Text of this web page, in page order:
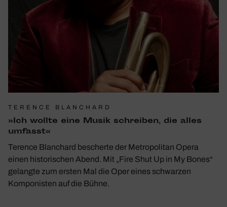
TERENCE BLANCHARD
»Ich wollte eine Musik schreiben, die alles
umfasst«
Terence Blanchard bescherte der Metropolitan Opera
einen historischen Abend. Mit „Fire Shut Up in My Bones“
gelangte zum ersten Mal die Oper eines schwarzen
Komponisten auf die Bühne.